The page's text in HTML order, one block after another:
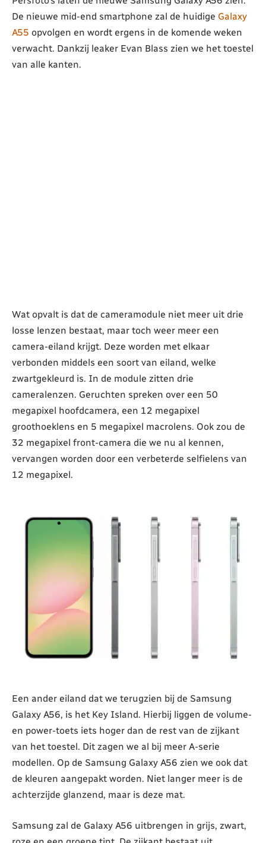
De nieuwe mid-end smartphone zal de huidige Galaxy
A55 opvolgen en wordt ergens in de komende weken
verwacht. Dankzij leaker Evan Blass zien we het toestel
van alle kanten.
Wat opvalt is dat de cameramodule niet meer uit drie
losse lenzen bestaat, maar toch weer meer een
camera-eiland krijgt. Deze worden met elkaar
verbonden middels een soort van eiland, welke
zwartgekleurd is. In de module zitten drie
cameralenzen. Geruchten spreken over een 50
megapixel hoofdcamera, een 12 megapixel
groothoeklens en 5 megapixel macrolens. Ook zou de
32 megapixel front-camera die we nu al kennen,
vervangen worden door een verbeterde selfielens van
12 megapixel.
Een ander eiland dat we terugzien bij de Samsung
Galaxy A56, is het Key Island. Hierbij liggen de volume-
en power-toets iets hoger dan de rest van de zijkant
van het toestel. Dit zagen we al bij meer A-serie
modellen. Op de Samsung Galaxy A56 zien we ook dat
de kleuren aangepakt worden. Niet langer meer is de
achterzijde glanzend, maar is deze mat.
Samsung zal de Galaxy A56 uitbrengen in grijs, zwart,